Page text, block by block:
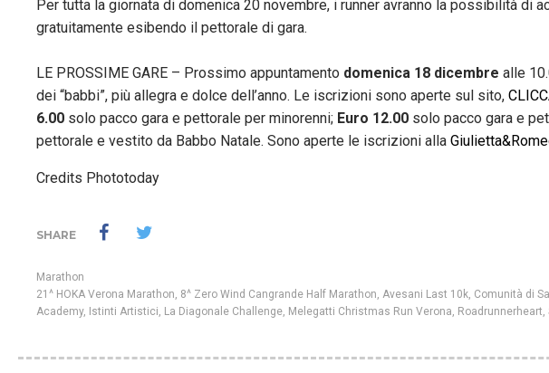
Per tutta la giornata di domenica 20 novembre, i runner avranno la possibilità di
gratuitamente esibendo il pettorale di gara.
LE PROSSIME GARE – Prossimo appuntamento domenica 18 dicembre alle
dei “babbi”, più allegra e dolce dell’anno. Le iscrizioni sono aperte sul sito,
6.00 solo pacco gara e pettorale per minorenni; Euro 12.00 solo pacco gara e
pettorale e vestito da Babbo Natale. Sono aperte le iscrizioni alla
Credits Phototoday
SHARE
Marathon
21^ HOKA Verona Marathon, 8^ Zero Wind Cangrande Half Marathon, Avesani Last 10k, Comunità di
Academy, Istinti Artistici, La Diagonale Challenge, Melegatti Christmas Run Verona, Roadrunnerheart,